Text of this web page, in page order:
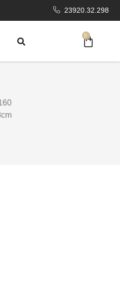
23920.32.298
0